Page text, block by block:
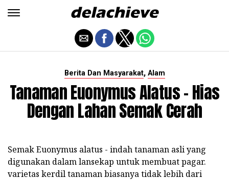
Berita Dan Masyarakat, Alam
Tanaman Euonymus Alatus - Hias
Dengan Lahan Semak Cerah
Semak Euonymus alatus - indah tanaman asli yang
digunakan dalam lansekap untuk membuat pagar.
varietas kerdil tanaman biasanya tidak lebih dari